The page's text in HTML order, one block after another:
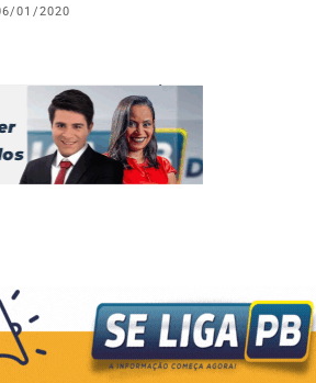
01/2020